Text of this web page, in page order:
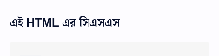
এই HTML এর সিএসএস